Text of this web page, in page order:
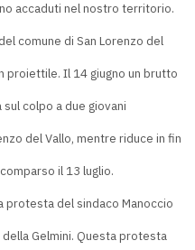
accaduti nel nostro territorio.
comune di San Lorenzo del
proiettile. Il 14 giugno un brutto
colpo a due giovani
del Vallo, mentre riduce in fin
il 13 luglio.
del sindaco Manoccio
Gelmini. Questa protesta